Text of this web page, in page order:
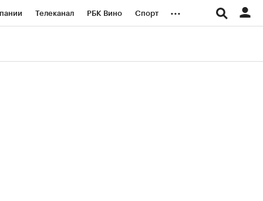
Телеканал РБК Вино Спорт ...